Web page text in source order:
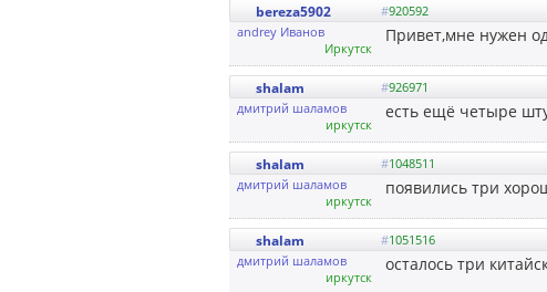
bereza5902 #920592
andrey Иванов
Иркутск
Привет,мне нужен
shalam #926971
дмитрий шаламов
иркутск
есть ещё четыре
shalam #1048511
дмитрий шаламов
иркутск
появились три
shalam #1051516
дмитрий шаламов
иркутск
осталось три